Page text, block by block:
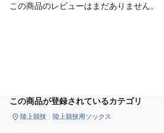
この商品のレビューはまだありません。
この商品が登録されているカテゴリ
陸上競技 陸上競技用ソックス